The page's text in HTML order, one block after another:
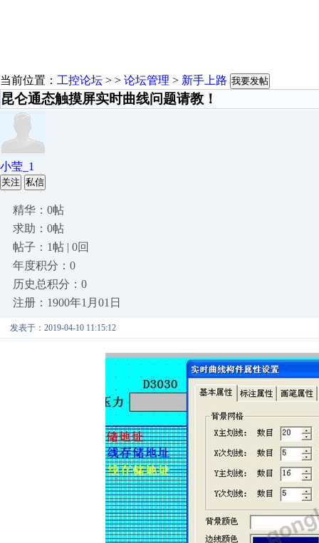
当前位置： 工控论坛 > > 论坛管理 > 新手上路 我要发帖
昆仑通态触摸屏实时曲线问题请教！
小莹_1
关注 私信
精华：0帖
求助：0帖
帖子：1帖 | 0回
年度积分：0
历史总积分：0
注册：1900年1月01日
发表于：2019-04-10 11:15:12